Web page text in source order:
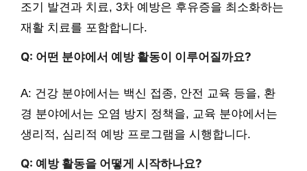
조기 발견과 치료, 3차 예방은 후유증을 최소화하는
재활 치료를 포함합니다.
Q: 어떤 분야에서 예방 활동이 이루어질까요?
A: 건강 분야에서는 백신 접종, 안전 교육 등을, 환
경 분야에서는 오염 방지 정책을, 교육 분야에서는
생리적, 심리적 예방 프로그램을 시행합니다.
Q: 예방 활동을 어떻게 시작하나요?